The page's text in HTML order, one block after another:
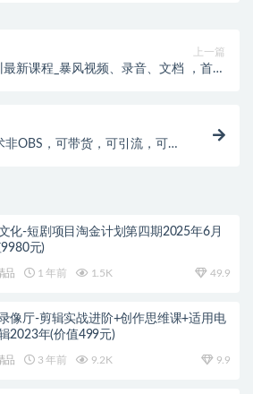
上一篇
新课程_暴风视频、录音、文档 ，首页
OBS，可带货，可引流，可刷
化-短剧项目淘金计划第四期2025年6月
元)
品 1 年前 1.5K 49.9
像厅-剪辑实战进阶+创作思维课+适用电
2023年(价值499元)
品 3 年前 9.2K 9.9